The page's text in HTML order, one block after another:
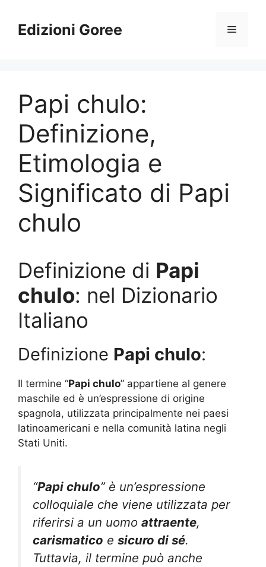
contenuto
Edizioni Goree Menu
Papi chulo:
Definizione,
Etimologia e
Significato di Papi
chulo
Definizione di Papi
chulo: nel Dizionario
Italiano
Definizione Papi chulo:
Il termine “Papi chulo” appartiene al genere
maschile ed è un’espressione di origine
spagnola, utilizzata principalmente nei paesi
latinoamericani e nella comunità latina negli
Stati Uniti.
“Papi chulo” è un’espressione
colloquiale che viene utilizzata per
riferirsi a un uomo attraente,
carismatico e sicuro di sé.
Tuttavia, il termine può anche